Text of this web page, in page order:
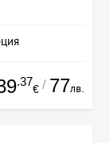
.37
€ / 77лв.